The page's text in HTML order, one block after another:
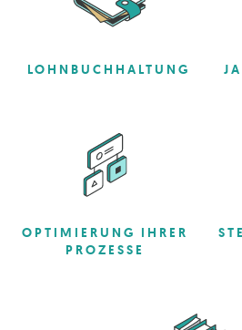
LOHNBUCHHALTUNG
OPTIMIERUNG IHRER
PROZESSE